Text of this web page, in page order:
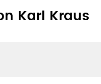
Karl Kraus